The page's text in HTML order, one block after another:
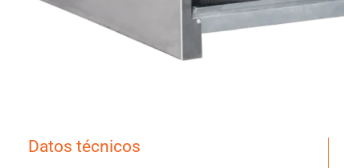
Datos técnicos